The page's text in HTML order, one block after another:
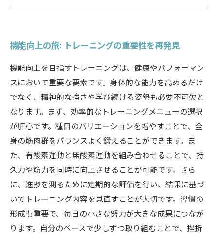
習慣形成の秘訣：持続可能なトレーニングライ
フの実現
効率的トレーニングの実践法：各種メニューの
効果を徹底解説
あなたの可能性を引き出す：トレーニングによ
る機能向上の最終章
機能向上の旅: トレーニングの重要性を再発見
機能向上を目指すトレーニングは、健康やパフォーマン
スにおいて重要な要素です。身体的な能力を高めるだけ
でなく、精神的な強さや学び続ける姿勢も必要不可欠と
なります。まず、効率的なトレーニングメニューの選択
が肝心です。種目のバリエーションを増やすことで、全
身の筋肉群をバランスよく鍛えることができます。ま
た、有酸素運動と無酸素運動を組み合わせることで、持
久力や筋力を同時に向上させることが可能です。さら
に、進捗を測るために定期的な評価を行い、結果に基づ
いてトレーニング内容を見直すことが大切です。習慣の
形成も重要で、毎日の小さな努力が大きな成果につなが
ります。自分のペースで少しずつ取り組むことで、挫折